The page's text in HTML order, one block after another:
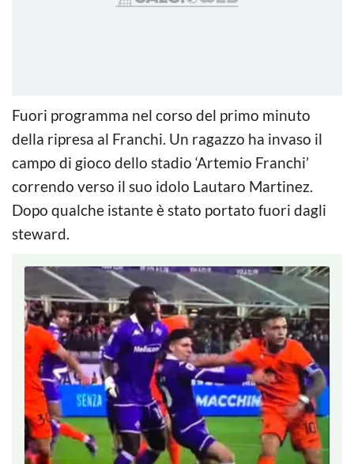
Fuori programma nel corso del primo minuto
della ripresa al Franchi. Un ragazzo ha invaso il
campo di gioco dello stadio ‘Artemio Franchi’
correndo verso il suo idolo Lautaro Martinez.
Dopo qualche istante è stato portato fuori dagli
steward.